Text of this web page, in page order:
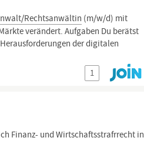
Rechtsanwältin (m/w/d) mit
verändert. Aufgaben Du berätst
der digitalen
1
Finanz- und Wirtschaftsstrafrrecht in